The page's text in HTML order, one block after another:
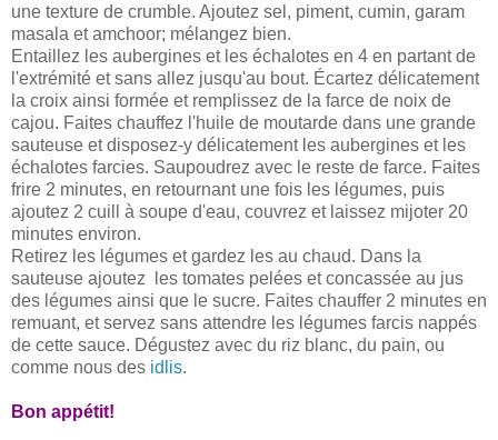
une texture de crumble. Ajoutez sel, piment, cumin, garam
masala et amchoor; mélangez bien.
Entaillez les aubergines et les échalotes en 4 en partant de
l'extrémité et sans allez jusqu'au bout. Écartez délicatement
la croix ainsi formée et remplissez de la farce de noix de
cajou. Faites chauffez l'huile de moutarde dans une grande
sauteuse et disposez-y délicatement les aubergines et les
échalotes farcies. Saupoudrez avec le reste de farce. Faites
frire 2 minutes, en retournant une fois les légumes, puis
ajoutez 2 cuill à soupe d'eau, couvrez et laissez mijoter 20
minutes environ.
Retirez les légumes et gardez les au chaud. Dans la
sauteuse ajoutez les tomates pelées et concassée au jus
des légumes ainsi que le sucre. Faites chauffer 2 minutes en
remuant, et servez sans attendre les légumes farcis nappés
de cette sauce. Dégustez avec du riz blanc, du pain, ou
comme nous des idlis.
Bon appétit!